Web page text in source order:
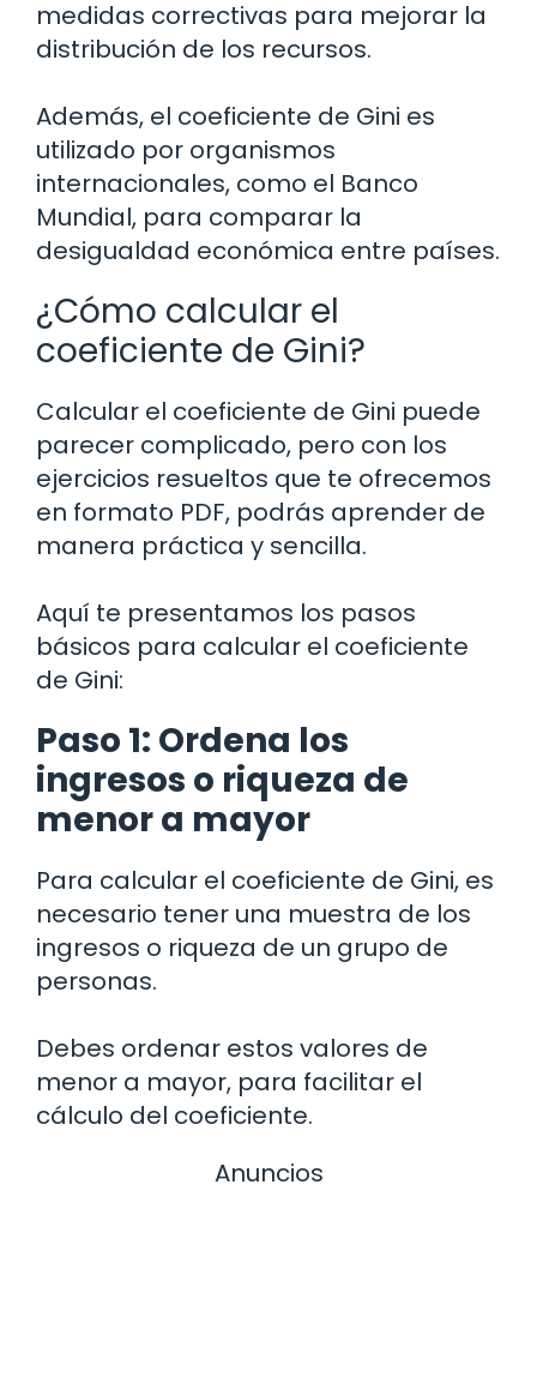
medidas correctivas para mejorar la
distribución de los recursos.
Además, el coeficiente de Gini es
utilizado por organismos
internacionales, como el Banco
Mundial, para comparar la
desigualdad económica entre países.
¿Cómo calcular el
coeficiente de Gini?
Calcular el coeficiente de Gini puede
parecer complicado, pero con los
ejercicios resueltos que te ofrecemos
en formato PDF, podrás aprender de
manera práctica y sencilla.
Aquí te presentamos los pasos
básicos para calcular el coeficiente
de Gini:
Paso 1: Ordena los
ingresos o riqueza de
menor a mayor
Para calcular el coeficiente de Gini, es
necesario tener una muestra de los
ingresos o riqueza de un grupo de
personas.
Debes ordenar estos valores de
menor a mayor, para facilitar el
cálculo del coeficiente.
Anuncios